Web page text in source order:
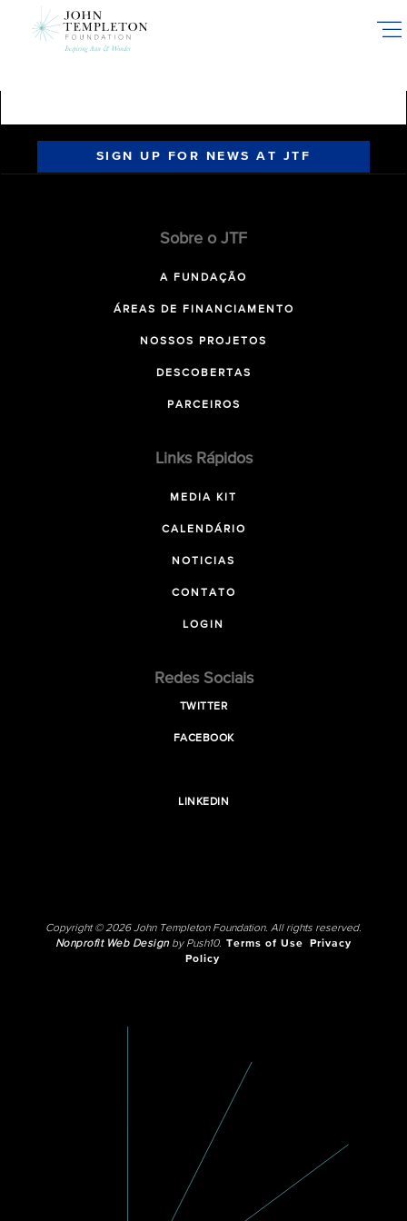
SIGN UP FOR NEWS AT JTF
Sobre o JTF
A FUNDAÇÃO
ÁREAS DE FINANCIAMENTO
NOSSOS PROJETOS
DESCOBERTAS
PARCEIROS
Links Rápidos
MEDIA KIT
CALENDÁRIO
NOTICIAS
CONTATO
LOGIN
Redes Sociais
TWITTER
FACEBOOK
LINKEDIN
Copyright © 2026 John Templeton Foundation. All rights reserved.
Nonprofit Web Designby Push10. Terms of Use
Privacy
Policy